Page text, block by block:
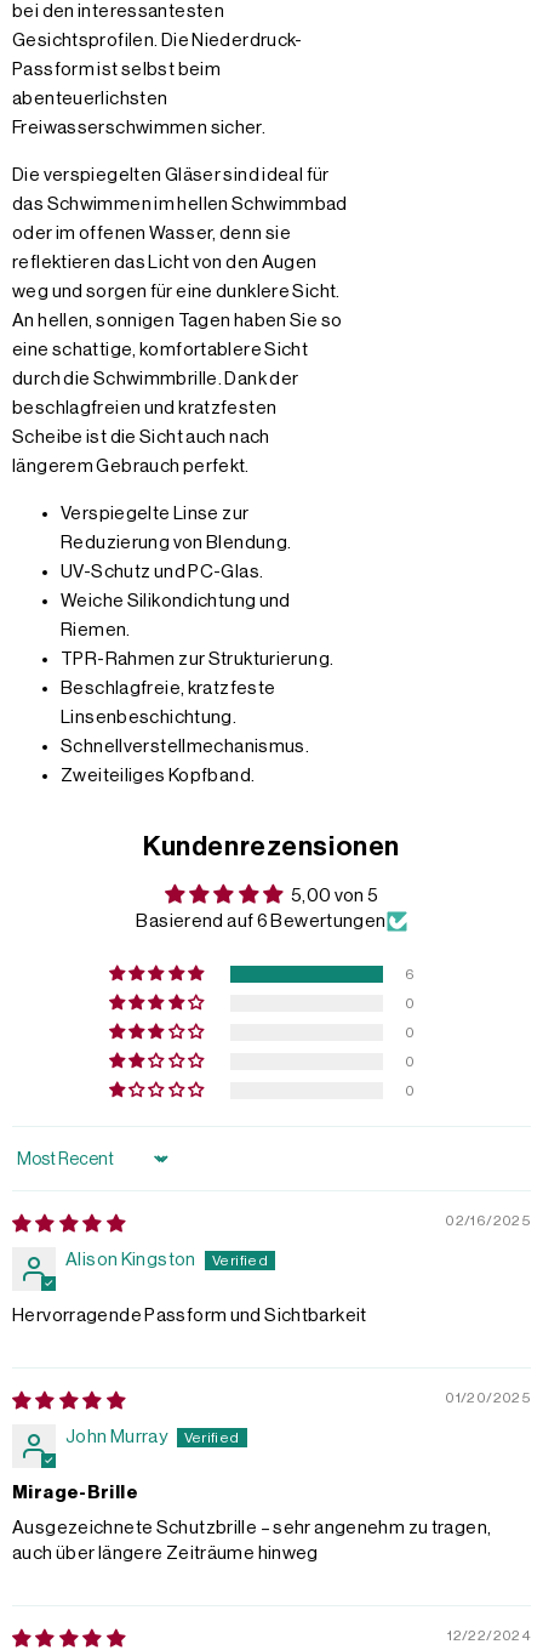
bei den interessantesten
Gesichtsprofilen. Die Niederdruck-
Passform ist selbst beim
abenteuerlichsten
Freiwasserschwimmen sicher.
Die verspiegelten Gläser sind ideal für
das Schwimmen im hellen Schwimmbad
oder im offenen Wasser, denn sie
reflektieren das Licht von den Augen
weg und sorgen für eine dunklere Sicht.
An hellen, sonnigen Tagen haben Sie so
eine schattige, komfortablere Sicht
durch die Schwimmbrille. Dank der
beschlagfreien und kratzfesten
Scheibe ist die Sicht auch nach
längerem Gebrauch perfekt.
Verspiegelte Linse zur
Reduzierung von Blendung.
UV-Schutz und PC-Glas.
Weiche Silikondichtung und
Riemen.
TPR-Rahmen zur Strukturierung.
Beschlagfreie, kratzfeste
Linsenbeschichtung.
Schnellverstellmechanismus.
Zweiteiliges Kopfband.
Kundenrezensionen
5,00 von 5
Basierend auf 6 Bewertungen
6
0
0
0
0
Sort by
02/16/2025
Alison Kingston
Hervorragende Passform und Sichtbarkeit
01/20/2025
John Murray
Mirage-Brille
Ausgezeichnete Schutzbrille – sehr angenehm zu tragen,
auch über längere Zeiträume hinweg
12/22/2024